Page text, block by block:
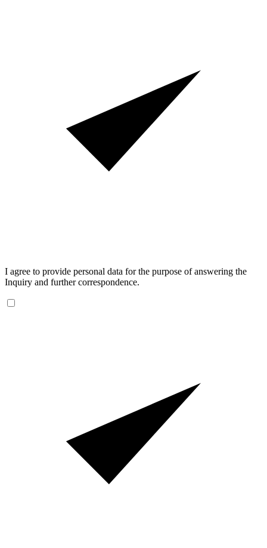
I agree to provide personal data for the purpose of answering the
Inquiry and further correspondence.